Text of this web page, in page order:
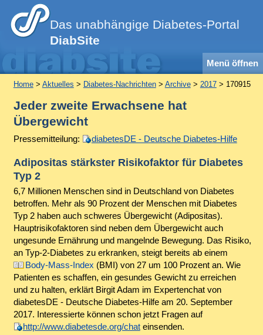
Das unabhängige Diabetes-Portal
DiabSite
Menü öffnen
Home> Aktuelles > Diabetes-Nachrichten> Archive> 2017> 170915
Jeder zweite Erwachsene hat
Übergewicht
Pressemitteilung: diabetesDE - Deutsche Diabetes-Hilfe
Adipositas stärkster Risikofaktor für Diabetes
Typ 2
6,7 Millionen Menschen sind in Deutschland von Diabetes
betroffen. Mehr als 90 Prozent der Menschen mit Diabetes
Typ 2 haben auch schweres Übergewicht (Adipositas).
Hauptrisikofaktoren sind neben dem Übergewicht auch
ungesunde Ernährung und mangelnde Bewegung. Das Risiko,
an Typ-2-Diabetes zu erkranken, steigt bereits ab einem
Body-Mass-Index (BMI) von 27 um 100 Prozent an. Wie
Patienten es schaffen, ein gesundes Gewicht zu erreichen
und zu halten, erklärt Birgit Adam im Expertenchat von
diabetesDE - Deutsche Diabetes-Hilfe am 20. September
2017. Interessierte können schon jetzt Fragen auf
http://www.diabetesde.org/chateinsenden.